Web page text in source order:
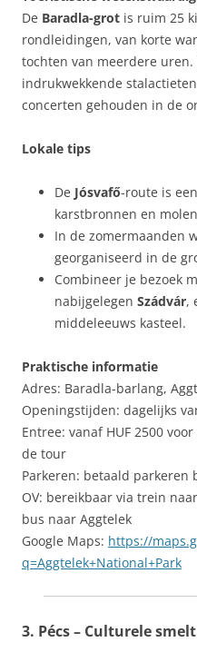
De Baradla-grot is ruim 25
rondleidingen, van korte
tochten van meerdere
indrukwekkende
concerten gehouden in de
Lokale tips
De Jósvafő-route is
karstbronnen en
In de zomermaanden
georganiseerd in de
Combineer je bezoek
nabijgelegen Szádvár,
middeleeuws kasteel.
Praktische informatie
Adres: Baradla-barlang,
Openingstijden: dagelijks
Entree: vanaf HUF 2500
de tour
Parkeren: betaald parkeren
OV: bereikbaar via trein naar
bus naar Aggtelek
Google Maps: https://
q=Aggtelek+National+Park
3. Pécs – Culturele